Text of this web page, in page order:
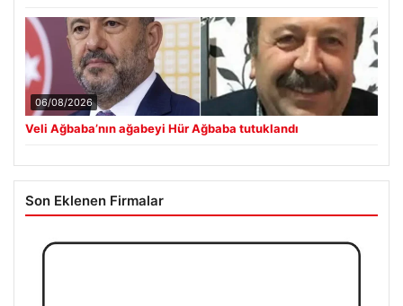
06/08/2026
Veli Ağbaba’nın ağabeyi Hür Ağbaba tutuklandı
Son Eklenen Firmalar